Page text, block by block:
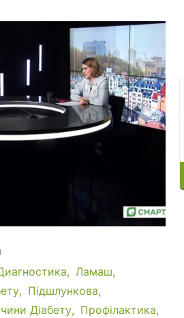
Ламаш
Підшлункова
Діабету
Профілактика